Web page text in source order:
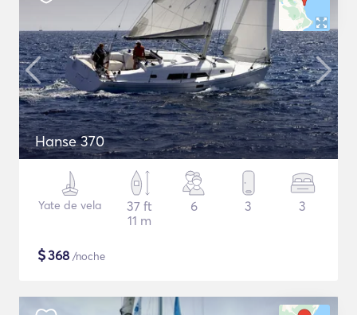
Hanse 370
Yate de vela
37 ft
11 m
6 3 3
$368 /noche